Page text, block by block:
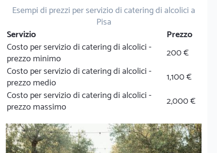
Esempi di prezzi per servizio di catering di alcolici a
Pisa
Servizio
Prezzo
Costo per servizio di catering di alcolici -
prezzo minimo
200 €
Costo per servizio di catering di alcolici -
prezzo medio
1,100 €
Costo per servizio di catering di alcolici -
prezzo massimo
2,000 €